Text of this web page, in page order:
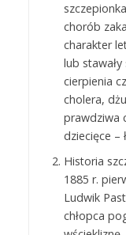
chorób
charakter
lub
cierpienia
cholera,
prawdziwa
dziecięce –
Historia
1885 r.
Ludwik
chłopca